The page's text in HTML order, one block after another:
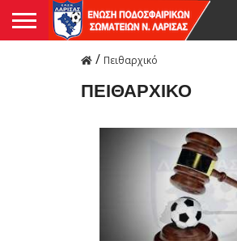
/ Πειθαρχικό
ΠΕΙΘΑΡΧΙΚΌ